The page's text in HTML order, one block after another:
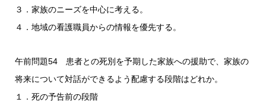
３．家族のニーズを中心に考える。
４．地域の看護職員からの情報を優先する。
午前問題54 患者との死別を予期した家族への援助で、家族の
将来について対話ができるよう配慮する段階はどれか。
１．死の予告前の段階